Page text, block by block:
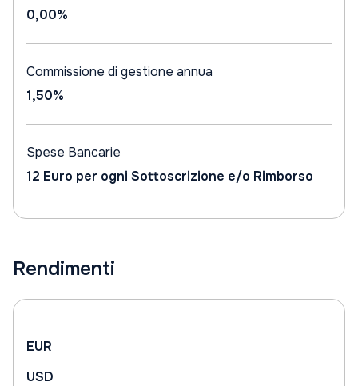
0,00%
Commissione di gestione annua
1,50%
Spese Bancarie
12 Euro per ogni Sottoscrizione e/o Rimborso
Rendimenti
EUR
USD